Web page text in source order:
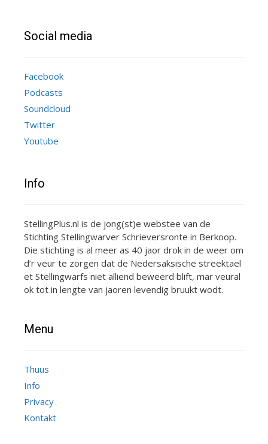
Social media
Facebook
Podcasts
Soundcloud
Twitter
Youtube
Info
StellingPlus.nl is de jong(st)e webstee van de
Stichting Stellingwarver Schrieversronte in Berkoop.
Die stichting is al meer as 40 jaor drok in de weer om
d’r veur te zorgen dat de Nedersaksische streektael
et Stellingwarfs niet alliend beweerd blift, mar veural
ok tot in lengte van jaoren levendig bruukt wodt.
Menu
Thuus
Info
Privacy
Kontakt